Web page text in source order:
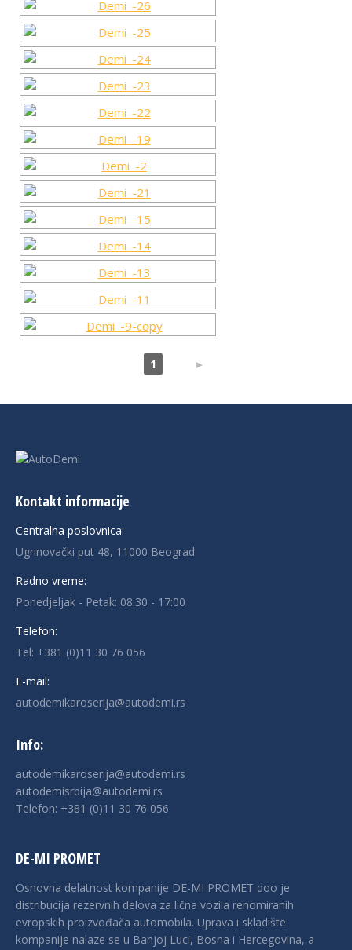
1 ►
Kontakt informacije
Centralna poslovnica:
Ugrinovački put 48, 11000 Beograd
Radno vreme:
Ponedjeljak - Petak: 08:30 - 17:00
Telefon:
Tel: +381 (0)11 30 76 056
E-mail:
autodemikaroserija@autodemi.rs
Info:
autodemikaroserija@autodemi.rs
autodemisrbija@autodemi.rs
Telefon: +381 (0)11 30 76 056
DE-MI PROMET
Osnovna delatnost kompanije DE-MI PROMET doo je
distribucija rezervnih delova za lična vozila renomiranih
evropskih proizvođača automobila. Uprava i skladište
kompanije nalaze se u Banjој Luci, Bosna i Hercegovina, a